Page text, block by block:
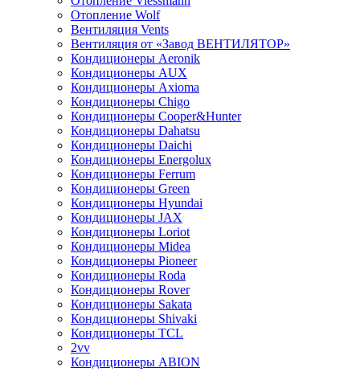
Отопление Wolf
Вентиляция Vents
Вентиляция от «Завод ВЕНТИЛЯТОР»
Кондиционеры Aeronik
Кондиционеры AUX
Кондиционеры Axioma
Кондиционеры Chigo
Кондиционеры Cooper&Hunter
Кондиционеры Dahatsu
Кондиционеры Daichi
Кондиционеры Energolux
Кондиционеры Ferrum
Кондиционеры Green
Кондиционеры Hyundai
Кондиционеры JAX
Кондиционеры Loriot
Кондиционеры Midea
Кондиционеры Pioneer
Кондиционеры Roda
Кондиционеры Rover
Кондиционеры Sakata
Кондиционеры Shivaki
Кондиционеры TCL
2vv
Кондиционеры ABION